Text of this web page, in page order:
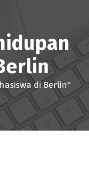
di Berlin"